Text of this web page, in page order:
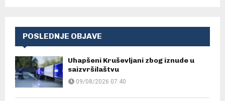
POSLEDNJE OBJAVE
Uhapšeni Kruševljani zbog iznude u
saizvršilaštvu
09/08/2026 07:40